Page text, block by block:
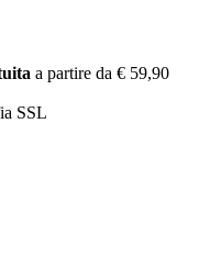
a partire da € 59,90
SSL